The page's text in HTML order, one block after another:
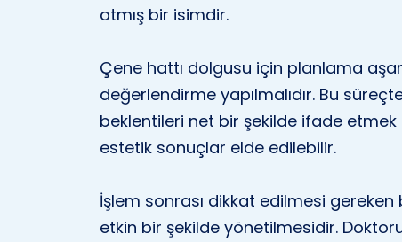
atmış bir isimdir.
Çene hattı dolgusu için planlama
değerlendirme yapılmalıdır. Bu
beklentileri net bir şekilde ifade
estetik sonuçlar elde edilebilir.
İşlem sonrası dikkat edilmesi
etkin bir şekilde yönetilmesidir.